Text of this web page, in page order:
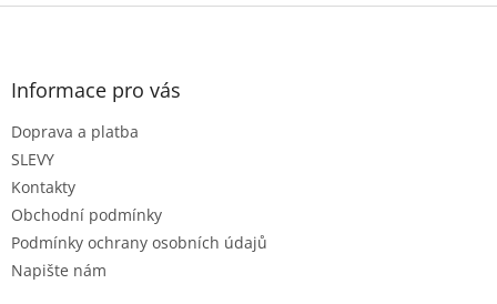
Z
Informace pro vás
Doprava a platba
SLEVY
Kontakty
Obchodní podmínky
Podmínky ochrany osobních údajů
Napište nám